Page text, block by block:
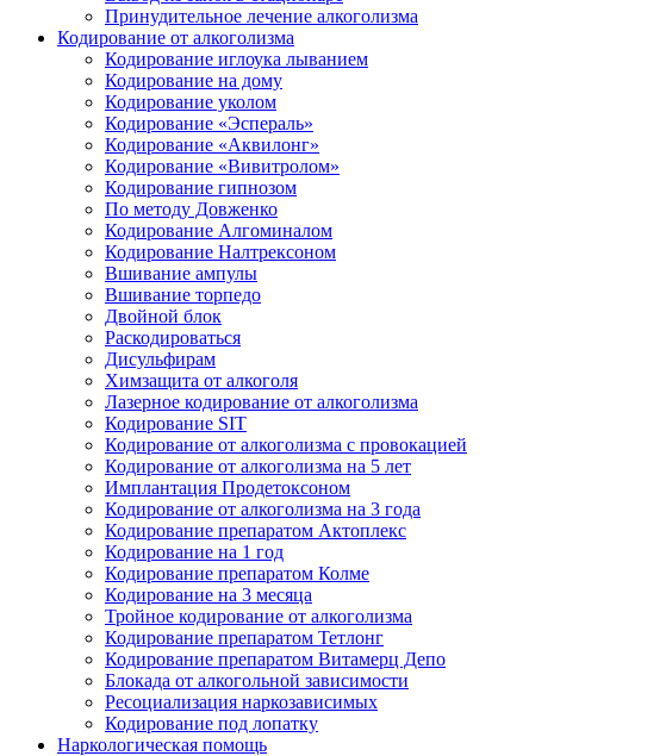
Принудительное лечение алкоголизма
Кодирование от алкоголизма
Кодирование иглоука лыванием
Кодирование на дому
Кодирование уколом
Кодирование «Эспераль»
Кодирование «Аквилонг»
Кодирование «Вивитролом»
Кодирование гипнозом
По методу Довженко
Кодирование Алгоминалом
Кодирование Налтрексоном
Вшивание ампулы
Вшивание торпедо
Двойной блок
Раскодироваться
Дисульфирам
Химзащита от алкоголя
Лазерное кодирование от алкоголизма
Кодирование SIT
Кодирование от алкоголизма с провокацией
Кодирование от алкоголизма на 5 лет
Имплантация Продетоксоном
Кодирование от алкоголизма на 3 года
Кодирование препаратом Актоплекс
Кодирование на 1 год
Кодирование препаратом Колме
Кодирование на 3 месяца
Тройное кодирование от алкоголизма
Кодирование препаратом Тетлонг
Кодирование препаратом Витамерц Депо
Блокада от алкогольной зависимости
Ресоциализация наркозависимых
Кодирование под лопатку
Наркологическая помощь